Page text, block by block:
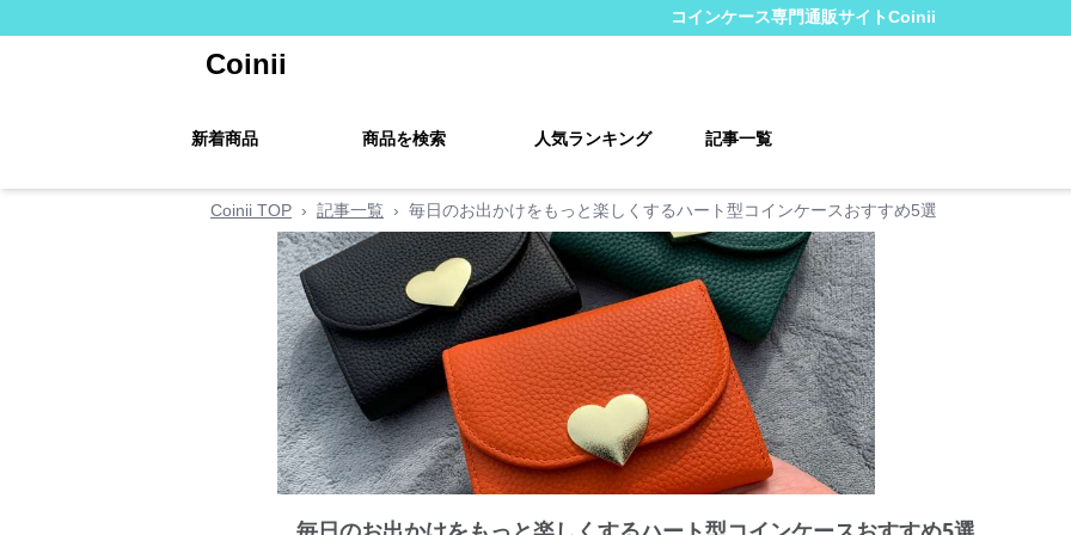
コインケース専門通販サイトCoinii
Coinii
新着商品 商品を検索 人気ランキング 記事一覧
Coinii TOP › 記事一覧 › 毎日のお出かけをもっと楽しくするハート型コインケースおすすめ5選